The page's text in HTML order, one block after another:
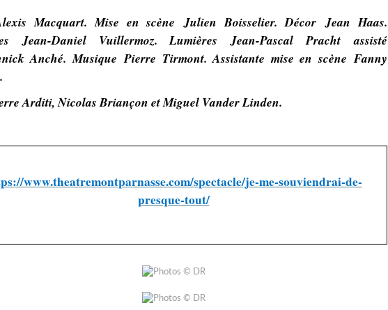
Macquart. Mise en scène Julien Boisselier. Décor Jean Haas.
Jean-Daniel Vuillermoz. Lumières Jean-Pascal Pracht assisté
Anché. Musique Pierre Tirmont. Assistante mise en scène Fanny
Arditi, Nicolas Briançon et Miguel Vander Linden.
www.theatremontparnasse.com/spectacle/je-me-souviendrai-de-
presque-tout/